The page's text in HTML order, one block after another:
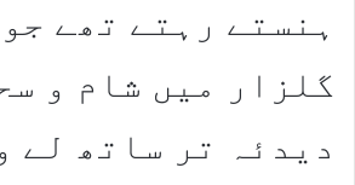
ہنستے رہتے تھے
گلزار میں شام و
دیدئہ تر ساتھ لے